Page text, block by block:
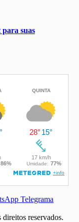
suas
Telegrama
direitos reservados.